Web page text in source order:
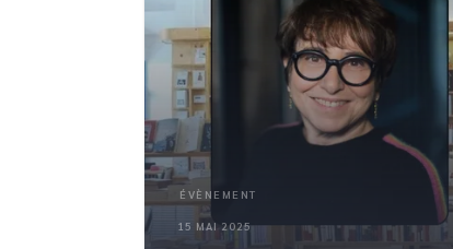
ÉVÈNEMENT
15 MAI 2025